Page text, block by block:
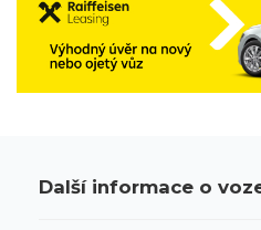
Další informace o